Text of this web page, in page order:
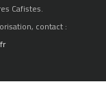
Cafistes.
contact :